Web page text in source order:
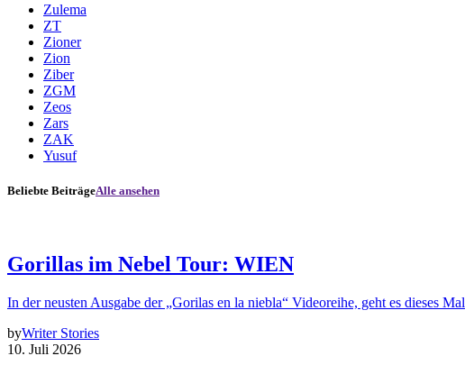
Zulema
ZT
Zioner
Zion
Ziber
ZGM
Zeos
Zars
ZAK
Yusuf
Beliebte BeiträgeAlle ansehen
Gorillas im Nebel Tour: WIEN
In der neusten Ausgabe der „Gorilas en la niebla“ Videoreihe, geht es dieses Mal
byWriter Stories
10. Juli 2026